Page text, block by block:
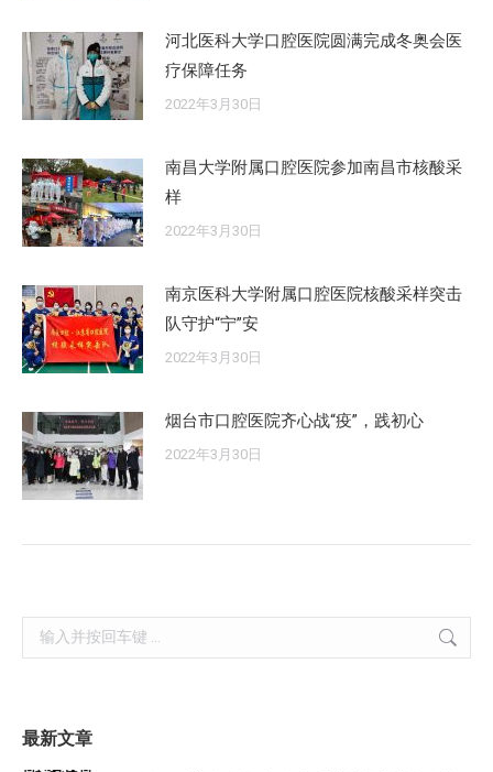
河北医科大学口腔医院圆满完成冬奥会医
疗保障任务
2022年3月30日
南昌大学附属口腔医院参加南昌市核酸采
样
2022年3月30日
南京医科大学附属口腔医院核酸采样突击
队守护“宁”安
2022年3月30日
烟台市口腔医院齐心战“疫”，践初心
2022年3月30日
Search:
最新文章